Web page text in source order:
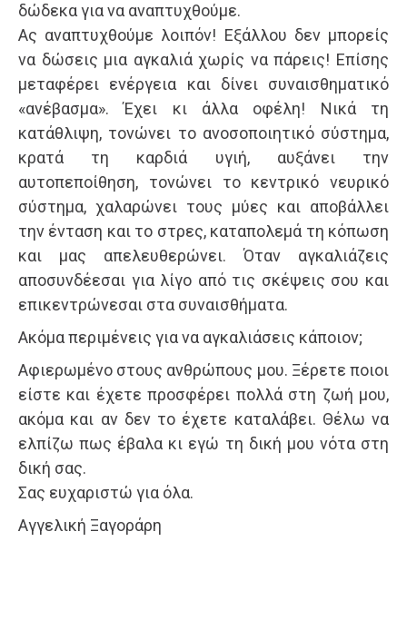
δώδεκα για να αναπτυχθούμε.
Ας αναπτυχθούμε λοιπόν! Εξάλλου δεν μπορείς
να δώσεις μια αγκαλιά χωρίς να πάρεις! Επίσης
μεταφέρει ενέργεια και δίνει συναισθηματικό
«ανέβασμα». Έχει κι άλλα οφέλη! Νικά τη
κατάθλιψη, τονώνει το ανοσοποιητικό σύστημα,
κρατά τη καρδιά υγιή, αυξάνει την
αυτοπεποίθηση, τονώνει το κεντρικό νευρικό
σύστημα, χαλαρώνει τους μύες και αποβάλλει
την ένταση και το στρες, καταπολεμά τη κόπωση
και μας απελευθερώνει. Όταν αγκαλιάζεις
αποσυνδέεσαι για λίγο από τις σκέψεις σου και
επικεντρώνεσαι στα συναισθήματα.
Ακόμα περιμένεις για να αγκαλιάσεις κάποιον;
Αφιερωμένο στους ανθρώπους μου. Ξέρετε ποιοι
είστε και έχετε προσφέρει πολλά στη ζωή μου,
ακόμα και αν δεν το έχετε καταλάβει. Θέλω να
ελπίζω πως έβαλα κι εγώ τη δική μου νότα στη
δική σας.
Σας ευχαριστώ για όλα.
Αγγελική Ξαγοράρη